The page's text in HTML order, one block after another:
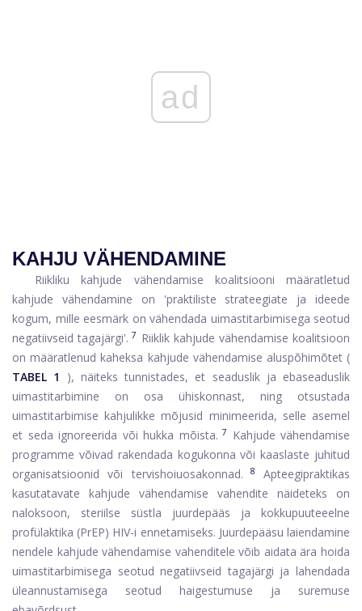
ad
KAHJU VÄHENDAMINE
Riikliku kahjude vähendamise koalitsiooni määratletud
kahjude vähendamine on 'praktiliste strateegiate ja ideede
kogum, mille eesmärk on vähendada uimastitarbimisega seotud
negatiivseid tagajärgi'. 7 Riiklik kahjude vähendamise koalitsioon
on määratlenud kaheksa kahjude vähendamise aluspõhimõtet (
TABEL 1
), näiteks tunnistades, et seaduslik ja ebaseaduslik
uimastitarbimine on osa ühiskonnast, ning otsustada
uimastitarbimise kahjulikke mõjusid minimeerida, selle asemel
et seda ignoreerida või hukka mõista. 7
Kahjude vähendamise
programme võivad rakendada kogukonna või kaaslaste juhitud
organisatsioonid või tervishoiuosakonnad. 8
Apteegipraktikas
kasutatavate kahjude vähendamise vahendite näideteks on
naloksoon, steriilse süstla juurdepääs ja kokkupuuteeelne
profülaktika (PrEP) HIV-i ennetamiseks. Juurdepääsu laiendamine
nendele kahjude vähendamise vahenditele võib aidata ära hoida
uimastitarbimisega seotud negatiivseid tagajärgi ja lahendada
üleannustamisega seotud haigestumuse ja suremuse